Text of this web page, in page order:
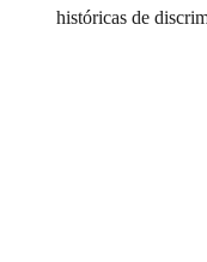
históricas de